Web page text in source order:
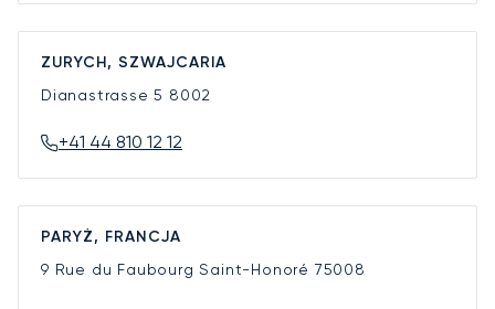
ZURYCH, SZWAJCARIA
Dianastrasse 5 8002
+41 44 810 12 12
PARYŻ, FRANCJA
9 Rue du Faubourg Saint-Honoré 75008